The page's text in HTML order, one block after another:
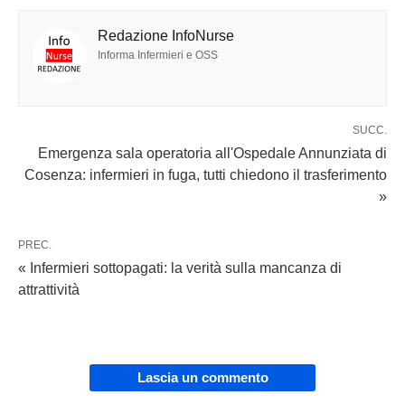
Redazione InfoNurse
Informa Infermieri e OSS
SUCC.
Emergenza sala operatoria all'Ospedale Annunziata di
Cosenza: infermieri in fuga, tutti chiedono il trasferimento
»
PREC.
« Infermieri sottopagati: la verità sulla mancanza di
attrattività
Lascia un commento